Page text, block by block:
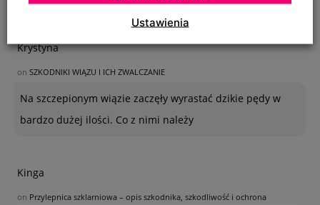
OSTATNIE KOMENTARZE
Krystyna
on SZKODNIKI WIĄZU I ICH ZWALCZANIE
Na szczepionym wiązie zaczęły wyrastać dzikie pędy w
bardzo dużej ilości. Co z nimi należy
Kinga
on Przylepnica szklarniowa – opis szkodnika, szkodliwość i ochrona
Ustawienia